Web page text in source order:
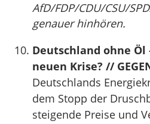
AfD/FDP/CDU/CSU/
genauer hinhören.
Deutschland ohne Öl
neuen Krise? //
Deutschlands
dem Stopp der
steigende Preise und